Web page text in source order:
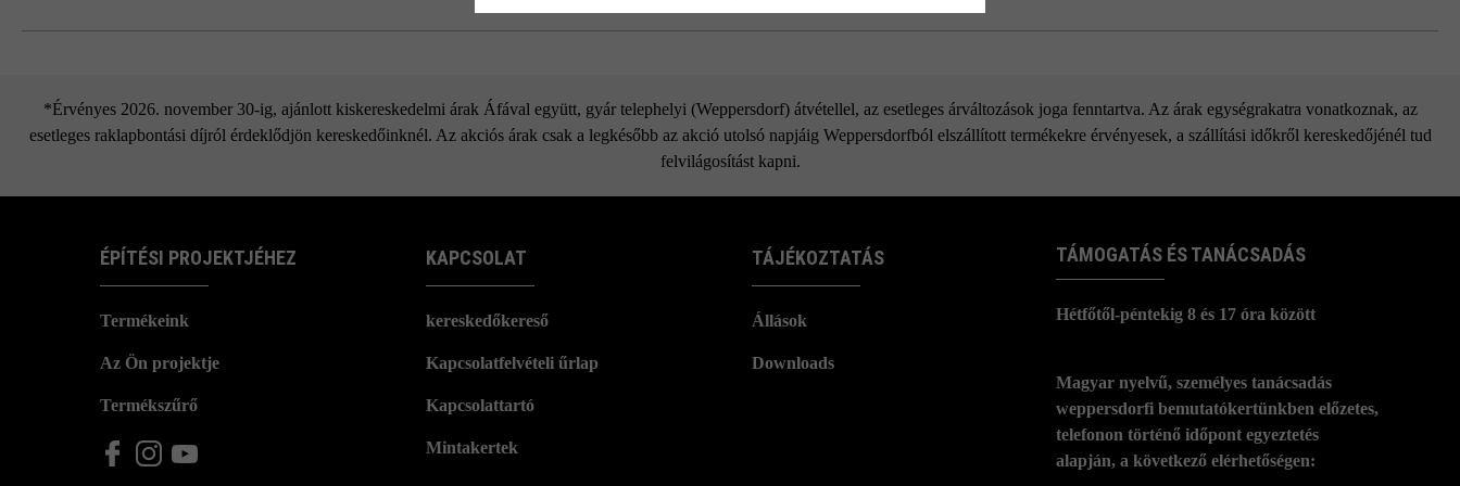
*Érvényes 2026. november 30-ig, ajánlott kiskereskedelmi árak Áfával együtt, gyár telephelyi (Weppersdorf) átvétellel, az esetleges árváltozások joga fenntartva. Az árak egységrakatra vonatkoznak, az
esetleges raklapbontási díjról érdeklődjön kereskedőinknél. Az akciós árak csak a legkésőbb az akció utolsó napjáig Weppersdorfból elszállított termékekre érvényesek, a szállítási időkről kereskedőjénél tud
felvilágosítást kapni.
ÉPÍTÉSI PROJEKTJÉHEZ
Termékeink
Az Ön projektje
Termékszűrő
KAPCSOLAT
kereskedőkereső
Kapcsolatfelvételi űrlap
Kapcsolattartó
Mintakertek
TÁJÉKOZTATÁS
Állások
Downloads
TÁMOGATÁS ÉS TANÁCSADÁS
Hétfőtől-péntekig 8 és 17 óra között
Magyar nyelvű, személyes tanácsadás
weppersdorfi bemutatókertünkben előzetes,
telefonon történő időpont egyeztetés
alapján, a következő elérhetőségen: